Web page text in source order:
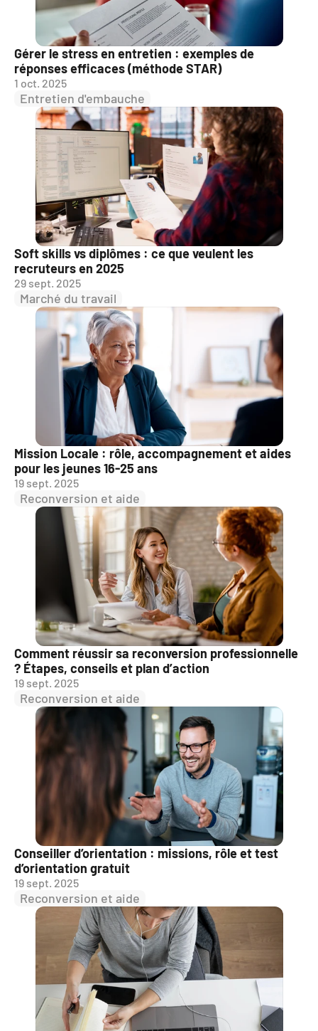
Gérer le stress en entretien : exemples de
réponses efficaces (méthode STAR)
1 oct. 2025
Entretien d'embauche
Soft skills vs diplômes : ce que veulent les
recruteurs en 2025
29 sept. 2025
Marché du travail
Mission Locale : rôle, accompagnement et aides
pour les jeunes 16-25 ans
19 sept. 2025
Reconversion et aide
Comment réussir sa reconversion professionnelle
? Étapes, conseils et plan d’action
19 sept. 2025
Reconversion et aide
Conseiller d’orientation : missions, rôle et test
d’orientation gratuit
19 sept. 2025
Reconversion et aide